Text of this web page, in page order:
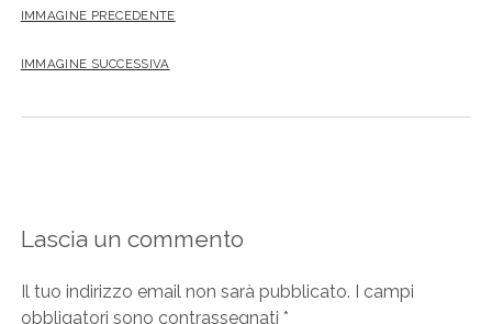
IMMAGINE PRECEDENTE
IMMAGINE SUCCESSIVA
Lascia un commento
Il tuo indirizzo email non sarà pubblicato.
I campi
obbligatori sono contrassegnati *